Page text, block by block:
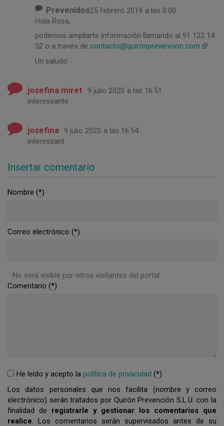
Prevenidos25 febrero 2019 a las 0:00
Hola Rosa,
podemos ampliarte información llamando al 91 122 14
52 o a través de contacto@quironprevencion.com
Un saludo
josefina miret 9 julio 2020 a las 16:51
interessante
josefina 9 julio 2020 a las 16:54
interessant
Insertar comentario
Nombre (*)
Correo electrónico (*)
No será visible por otros visitantes del portal
Comentario (*)
He leído y acepto la política de privacidad (*)
Los datos personales que nos facilita (nombre y correo
electrónico) serán tratados por Quirón Prevención S.L.U. con la
finalidad de registrarle y gestionar los comentarios que
realice. Los comentarios serán supervisados antes de su